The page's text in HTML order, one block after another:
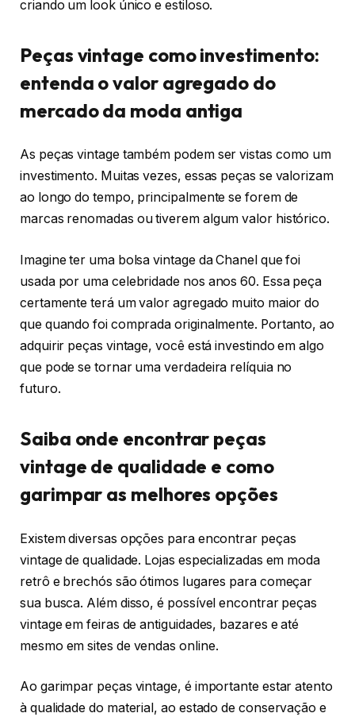
criando um look único e estiloso.
Peças vintage como investimento:
entenda o valor agregado do
mercado da moda antiga
As peças vintage também podem ser vistas como um
investimento. Muitas vezes, essas peças se valorizam
ao longo do tempo, principalmente se forem de
marcas renomadas ou tiverem algum valor histórico.
Imagine ter uma bolsa vintage da Chanel que foi
usada por uma celebridade nos anos 60. Essa peça
certamente terá um valor agregado muito maior do
que quando foi comprada originalmente. Portanto, ao
adquirir peças vintage, você está investindo em algo
que pode se tornar uma verdadeira relíquia no
futuro.
Saiba onde encontrar peças
vintage de qualidade e como
garimpar as melhores opções
Existem diversas opções para encontrar peças
vintage de qualidade. Lojas especializadas em moda
retrô e brechós são ótimos lugares para começar
sua busca. Além disso, é possível encontrar peças
vintage em feiras de antiguidades, bazares e até
mesmo em sites de vendas online.
Ao garimpar peças vintage, é importante estar atento
à qualidade do material, ao estado de conservação e